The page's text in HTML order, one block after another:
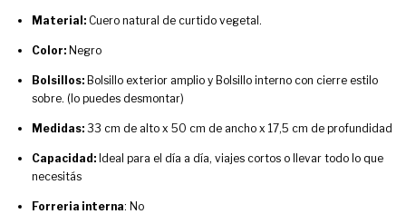
Material: Cuero natural de curtido vegetal.
Color: Negro
Bolsillos: Bolsillo exterior amplio y Bolsillo interno con cierre estilo
sobre. (lo puedes desmontar)
Medidas: 33 cm de alto x 50 cm de ancho x 17,5 cm de profundidad
Capacidad: Ideal para el día a día, viajes cortos o llevar todo lo que
necesitás
Forreria interna: No